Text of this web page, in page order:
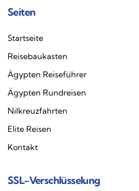
Seiten
Startseite
Reisebaukasten
Ägypten Reiseführer
Ägypten Rundreisen
Nilkreuzfahrten
Elite Reisen
Kontakt
SSL-Verschlüsselung